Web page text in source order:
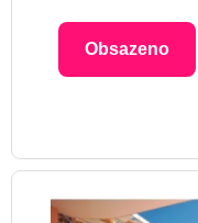
Obsazeno